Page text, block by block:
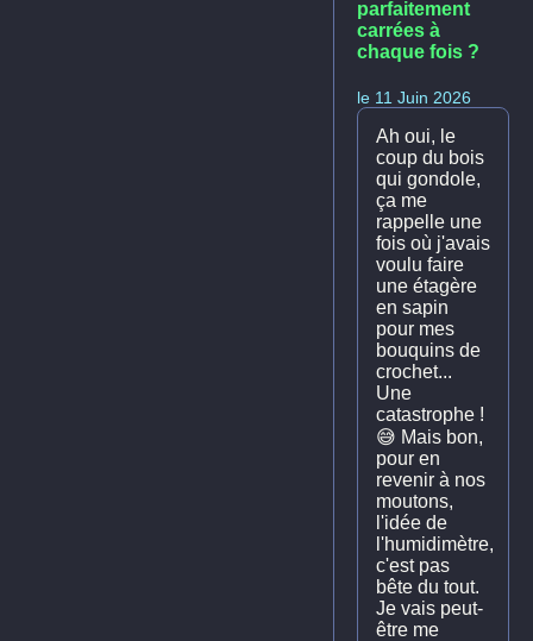
parfaitement
carrées à
chaque fois ?
le 11 Juin 2026
Ah oui, le
coup du bois
qui gondole,
ça me
rappelle une
fois où j'avais
voulu faire
une étagère
en sapin
pour mes
bouquins de
crochet...
Une
catastrophe !
😅 Mais bon,
pour en
revenir à nos
moutons,
l'idée de
l'humidimètre,
c'est pas
bête du tout.
Je vais peut-
être me